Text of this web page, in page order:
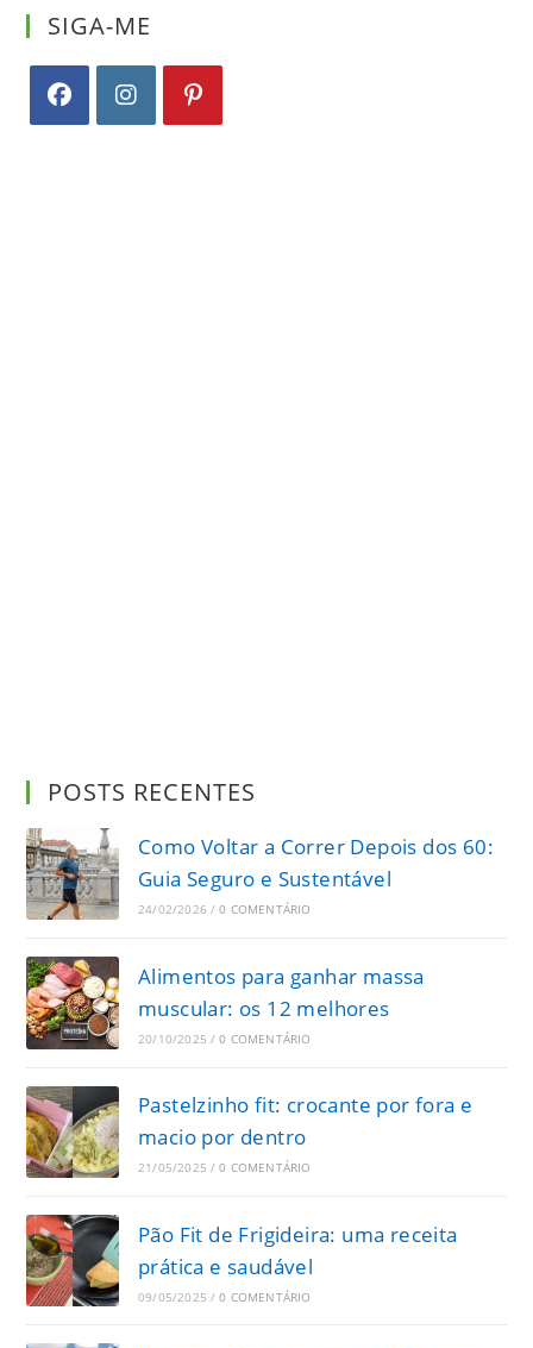
SIGA-ME
POSTS RECENTES
Como Voltar a Correr Depois dos 60:
Guia Seguro e Sustentável
24/02/2026 / 0 COMENTÁRIO
Alimentos para ganhar massa
muscular: os 12 melhores
20/10/2025 / 0 COMENTÁRIO
Pastelzinho fit: crocante por fora e
macio por dentro
21/05/2025 / 0 COMENTÁRIO
Pão Fit de Frigideira: uma receita
prática e saudável
09/05/2025 / 0 COMENTÁRIO